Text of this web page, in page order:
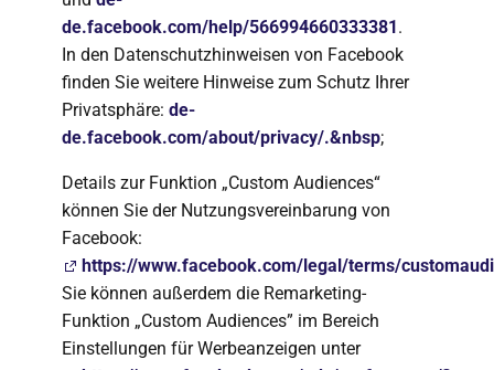
de.facebook.com/help/566994660333381.
In den Datenschutzhinweisen von Facebook
finden Sie weitere Hinweise zum Schutz Ihrer
Privatsphäre: de-
de.facebook.com/about/privacy/.&nbsp;
Details zur Funktion „Custom Audiences“
können Sie der Nutzungsvereinbarung von
Facebook:
https://www.facebook.com/legal/terms/
Sie können außerdem die Remarketing-
Funktion „Custom Audiences” im Bereich
Einstellungen für Werbeanzeigen unter